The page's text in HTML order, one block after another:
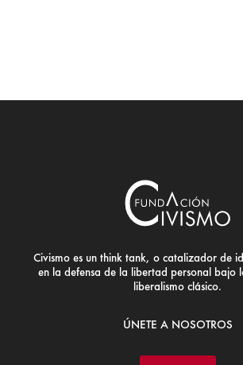
Civismo es un think tank, o catalizador de
en la defensa de la libertad personal bajo
liberalismo clásico.
ÚNETE A NOSOTROS